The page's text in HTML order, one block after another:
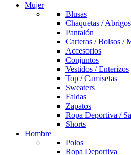
Mujer
Blusas
Chaquetas / Abrigos
Pantalón
Carteras / Bolsos /
Accesorios
Conjuntos
Vestidos / Enterizos
Top / Camisetas
Sweaters
Faldas
Zapatos
Ropa Deportiva /
Shorts
Hombre
Polos
Ropa Deportiva